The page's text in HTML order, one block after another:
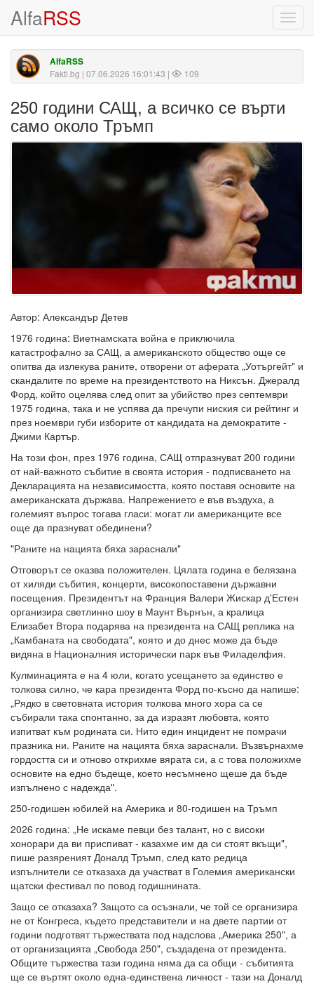
AlfaRSS
AlfaRSS
Fakti.bg | 07.06.2026 16:01:43 | 109
250 години САЩ, а всичко се върти
само около Тръмп
Автор: Александър Детев
1976 година: Виетнамската война е приключила
катастрофално за САЩ, а американското общество още се
опитва да излекува раните, отворени от аферата „Уотъргейт" и
скандалите по време на президентството на Никсън. Джералд
Форд, който оцелява след опит за убийство през септември
1975 година, така и не успява да пречупи ниския си рейтинг и
през ноември губи изборите от кандидата на демократите -
Джими Картър.
На този фон, през 1976 година, САЩ отпразнуват 200 години
от най-важното събитие в своята история - подписването на
Декларацията на независимостта, която поставя основите на
американската държава. Напрежението е във въздуха, а
големият въпрос тогава гласи: могат ли американците все
още да празнуват обединени?
"Раните на нацията бяха зараснали"
Отговорът се оказва положителен. Цялата година е белязана
от хиляди събития, концерти, високопоставени държавни
посещения. Президентът на Франция Валери Жискар д'Естен
организира светлинно шоу в Маунт Върнън, а кралица
Елизабет Втора подарява на президента на САЩ реплика на
„Камбаната на свободата", която и до днес може да бъде
видяна в Националния исторически парк във Филаделфия.
Кулминацията е на 4 юли, когато усещането за единство е
толкова силно, че кара президента Форд по-късно да напише:
„Рядко в световната история толкова много хора са се
събирали така спонтанно, за да изразят любовта, която
изпитват към родината си. Нито един инцидент не помрачи
празника ни. Раните на нацията бяха зараснали. Възвърнахме
гордостта си и отново открихме вярата си, а с това положихме
основите на едно бъдеще, което несъмнено щеше да бъде
изпълнено с надежда".
250-годишен юбилей на Америка и 80-годишен на Тръмп
2026 година: „Не искаме певци без талант, но с високи
хонорари да ви приспиват - казахме им да си стоят вкъщи",
пише разяреният Доналд Тръмп, след като редица
изпълнители се отказаха да участват в Големия американски
щатски фестивал по повод годишнината.
Защо се отказаха? Защото са осъзнали, че той се организира
не от Конгреса, където представители и на двете партии от
години подготвят тържествата под надслова „Америка 250", а
от организацията „Свобода 250", създадена от президента.
Общите тържества тази година няма да са общи - събитията
ще се въртят около една-единствена личност - тази на Доналд